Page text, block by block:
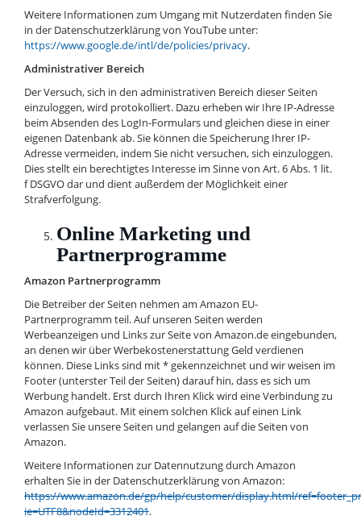
Weitere Informationen zum Umgang mit Nutzerdaten finden Sie
in der Datenschutzerklärung von YouTube unter:
https://www.google.de/intl/de/policies/privacy.
Administrativer Bereich
Der Versuch, sich in den administrativen Bereich dieser Seiten
einzuloggen, wird protokolliert. Dazu erheben wir Ihre IP-Adresse
beim Absenden des LogIn-Formulars und gleichen diese in einer
eigenen Datenbank ab. Sie können die Speicherung Ihrer IP-
Adresse vermeiden, indem Sie nicht versuchen, sich einzuloggen.
Dies stellt ein berechtigtes Interesse im Sinne von Art. 6 Abs. 1 lit.
f DSGVO dar und dient außerdem der Möglichkeit einer
Strafverfolgung.
Online Marketing und
Partnerprogramme
Amazon Partnerprogramm
Die Betreiber der Seiten nehmen am Amazon EU-
Partnerprogramm teil. Auf unseren Seiten werden
Werbeanzeigen und Links zur Seite von Amazon.de eingebunden,
an denen wir über Werbekostenerstattung Geld verdienen
können. Diese Links sind mit * gekennzeichnet und wir weisen im
Footer (unterster Teil der Seiten) darauf hin, dass es sich um
Werbung handelt. Erst durch Ihren Klick wird eine Verbindung zu
Amazon aufgebaut. Mit einem solchen Klick auf einen Link
verlassen Sie unsere Seiten und gelangen auf die Seiten von
Amazon.
Weitere Informationen zur Datennutzung durch Amazon
erhalten Sie in der Datenschutzerklärung von Amazon:
https://www.amazon.de/gp/help/customer/display.html/
ie=UTF8&nodeId=3312401.